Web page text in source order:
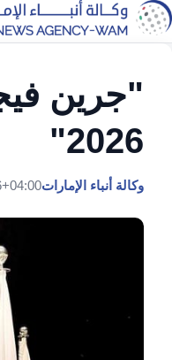
"جرين
2026"
وكالة أنباء الإمارات